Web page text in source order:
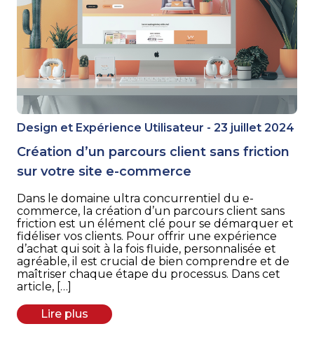
Design et Expérience Utilisateur - 23 juillet 2024
Création d’un parcours client sans friction
sur votre site e-commerce
Dans le domaine ultra concurrentiel du e-
commerce, la création d’un parcours client sans
friction est un élément clé pour se démarquer et
fidéliser vos clients. Pour offrir une expérience
d’achat qui soit à la fois fluide, personnalisée et
agréable, il est crucial de bien comprendre et de
maîtriser chaque étape du processus. Dans cet
article, […]
Lire plus